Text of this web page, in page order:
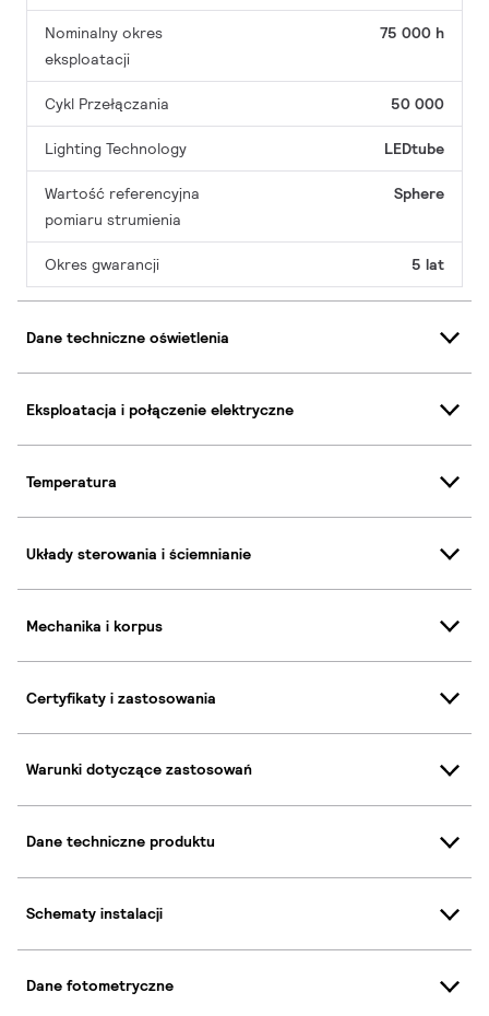
Nominalny okres
eksploatacji
75 000 h
Cykl Przełączania 50 000
Lighting Technology LEDtube
Wartość referencyjna
pomiaru strumienia
Sphere
Okres gwarancji 5 lat
Dane techniczne oświetlenia
Eksploatacja i połączenie elektryczne
Temperatura
Układy sterowania i ściemnianie
Mechanika i korpus
Certyfikaty i zastosowania
Warunki dotyczące zastosowań
Dane techniczne produktu
Schematy instalacji
Dane fotometryczne